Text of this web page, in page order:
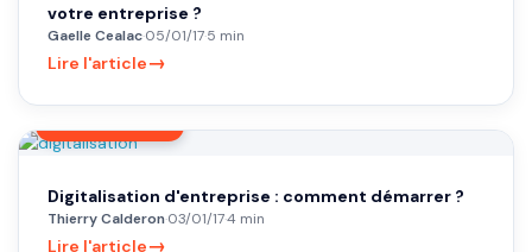
votre entreprise ?
Gaelle Cealac·05/01/17·5 min
Lire l'article→
Digitalisation d'entreprise : comment démarrer ?
Thierry Calderon·03/01/17·4 min
Lire l'article→